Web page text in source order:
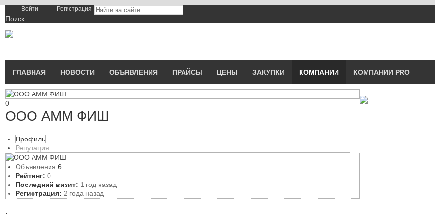
Войти Регистрация
Поиск
ГЛАВНАЯ НОВОСТИ ОБЪЯВЛЕНИЯ ПРАЙСЫ ЦЕНЫ ЗАКУПКИ КОМПАНИИ КОМПАНИИ PRO
0
ООО АММ ФИШ
Профиль
Репутация
Объявления 6
Рейтинг: 0
Последний визит: 1 год назад
Регистрация: 2 года назад
.